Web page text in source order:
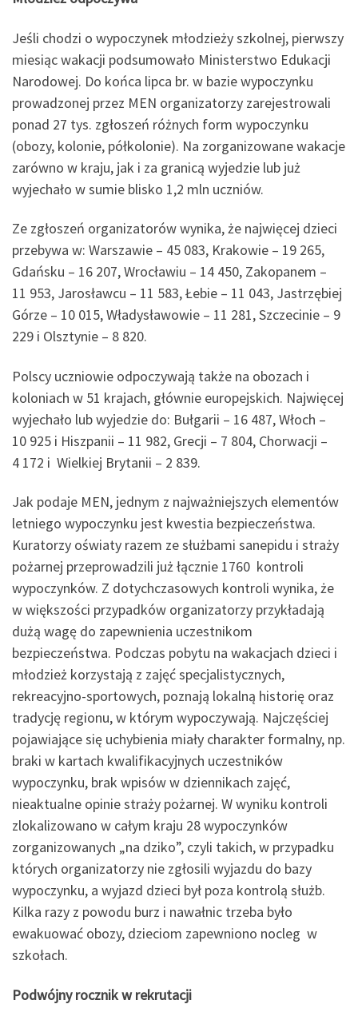
Jeśli chodzi o wypoczynek młodzieży szkolnej, pierwszy
miesiąc wakacji podsumowało Ministerstwo Edukacji
Narodowej. Do końca lipca br. w bazie wypoczynku
prowadzonej przez MEN organizatorzy zarejestrowali
ponad 27 tys. zgłoszeń różnych form wypoczynku
(obozy, kolonie, półkolonie). Na zorganizowane wakacje
zarówno w kraju, jak i za granicą wyjedzie lub już
wyjechało w sumie blisko 1,2 mln uczniów.
Ze zgłoszeń organizatorów wynika, że najwięcej dzieci
przebywa w: Warszawie – 45 083, Krakowie – 19 265,
Gdańsku – 16 207, Wrocławiu – 14 450, Zakopanem –
11 953, Jarosławcu – 11 583, Łebie – 11 043, Jastrzębiej
Górze – 10 015, Władysławowie – 11 281, Szczecinie – 9
229 i Olsztynie – 8 820.
Polscy uczniowie odpoczywają także na obozach i
koloniach w 51 krajach, głównie europejskich. Najwięcej
wyjechało lub wyjedzie do: Bułgarii – 16 487, Włoch –
10 925 i Hiszpanii – 11 982, Grecji – 7 804, Chorwacji –
4 172 i Wielkiej Brytanii – 2 839.
Jak podaje MEN, jednym z najważniejszych elementów
letniego wypoczynku jest kwestia bezpieczeństwa.
Kuratorzy oświaty razem ze służbami sanepidu i straży
pożarnej przeprowadzili już łącznie 1760 kontroli
wypoczynków. Z dotychczasowych kontroli wynika, że
w większości przypadków organizatorzy przykładają
dużą wagę do zapewnienia uczestnikom
bezpieczeństwa. Podczas pobytu na wakacjach dzieci i
młodzież korzystają z zajęć specjalistycznych,
rekreacyjno-sportowych, poznają lokalną historię oraz
tradycję regionu, w którym wypoczywają. Najczęściej
pojawiające się uchybienia miały charakter formalny, np.
braki w kartach kwalifikacyjnych uczestników
wypoczynku, brak wpisów w dziennikach zajęć,
nieaktualne opinie straży pożarnej. W wyniku kontroli
zlokalizowano w całym kraju 28 wypoczynków
zorganizowanych „na dziko”, czyli takich, w przypadku
których organizatorzy nie zgłosili wyjazdu do bazy
wypoczynku, a wyjazd dzieci był poza kontrolą służb.
Kilka razy z powodu burz i nawałnic trzeba było
ewakuować obozy, dzieciom zapewniono nocleg w
szkołach.
Podwójny rocznik w rekrutacji